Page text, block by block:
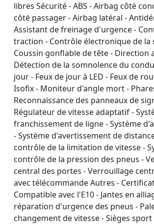
libres Sécurité - ABS - Airbag côté
côté passager - Airbag latéral -
Assistant de freinage d'urgence -
traction - Contrôle électronique de la
Coussin gonflable de tête - Direction
Détection de la somnolence du
jour - Feux de jour à LED - Feux de
Isofix - Moniteur d'angle mort -
Reconnaissance des panneaux de
Régulateur de vitesse adaptatif -
franchissement de ligne - Système
- Système d'avertissement de
contrôle de la limitation de vitesse -
contrôle de la pression des pneus -
central des portes - Verrouillage
avec télécommande Autres -
Compatible avec l'E10 - Jantes en
réparation d'urgence des pneus -
changement de vitesse - Sièges sport